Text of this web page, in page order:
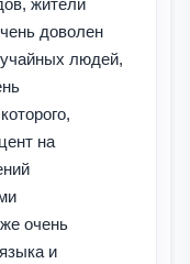
доволен
людей,
на
очень
и